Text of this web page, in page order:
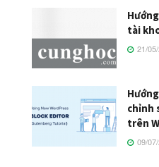
tài
21/
chỉnh
trên
09/